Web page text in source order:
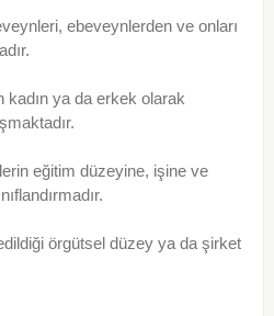
ebeveynlerden ve onları
ya da erkek olarak
eğitim düzeyine, işine ve
örgütsel düzey ya da şirket